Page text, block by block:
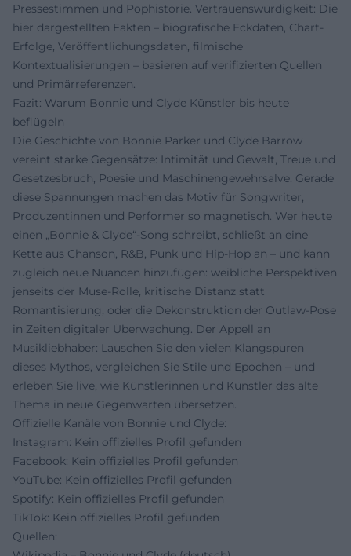
Pressestimmen und Pophistorie. Vertrauenswürdigkeit: Die
hier dargestellten Fakten – biografische Eckdaten, Chart-
Erfolge, Veröffentlichungsdaten, filmische
Kontextualisierungen – basieren auf verifizierten Quellen
und Primärreferenzen.
Fazit: Warum Bonnie und Clyde Künstler bis heute
beflügeln
Die Geschichte von Bonnie Parker und Clyde Barrow
vereint starke Gegensätze: Intimität und Gewalt, Treue und
Gesetzesbruch, Poesie und Maschinengewehrsalve. Gerade
diese Spannungen machen das Motiv für Songwriter,
Produzentinnen und Performer so magnetisch. Wer heute
einen „Bonnie & Clyde“-Song schreibt, schließt an eine
Kette aus Chanson, R&B, Punk und Hip-Hop an – und kann
zugleich neue Nuancen hinzufügen: weibliche Perspektiven
jenseits der Muse-Rolle, kritische Distanz statt
Romantisierung, oder die Dekonstruktion der Outlaw-Pose
in Zeiten digitaler Überwachung. Der Appell an
Musikliebhaber: Lauschen Sie den vielen Klangspuren
dieses Mythos, vergleichen Sie Stile und Epochen – und
erleben Sie live, wie Künstlerinnen und Künstler das alte
Thema in neue Gegenwarten übersetzen.
Offizielle Kanäle von Bonnie und Clyde:
Instagram: Kein offizielles Profil gefunden
Facebook: Kein offizielles Profil gefunden
YouTube: Kein offizielles Profil gefunden
Spotify: Kein offizielles Profil gefunden
TikTok: Kein offizielles Profil gefunden
Quellen: